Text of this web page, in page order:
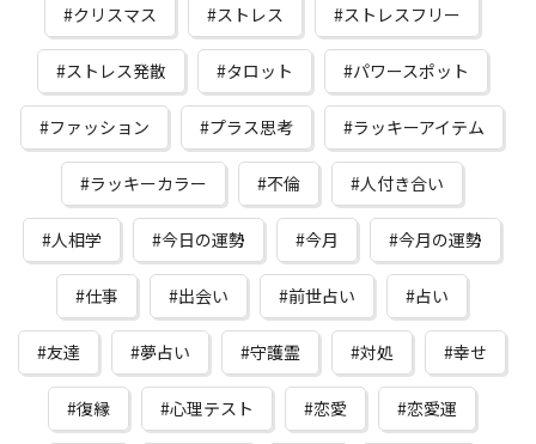
クリスマス ストレス ストレスフリー
ストレス発散 タロット パワースポット
ファッション プラス思考 ラッキーアイテム
ラッキーカラー 不倫 人付き合い
人相学 今日の運勢 今月 今月の運勢
仕事 出会い 前世占い 占い
友達 夢占い 守護霊 対処 幸せ
復縁 心理テスト 恋愛 恋愛運